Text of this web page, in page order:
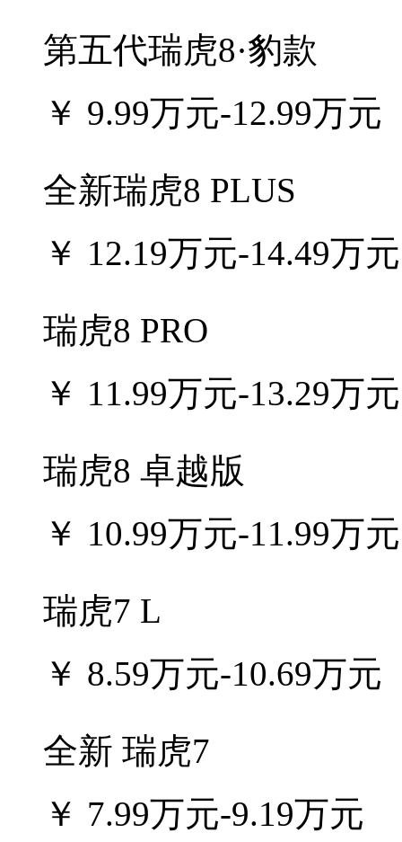
第五代瑞虎8·豹款
￥ 9.99万元-12.99万元
全新瑞虎8 PLUS
￥ 12.19万元-14.49万元
瑞虎8 PRO
￥ 11.99万元-13.29万元
瑞虎8 卓越版
￥ 10.99万元-11.99万元
瑞虎7 L
￥ 8.59万元-10.69万元
全新 瑞虎7
￥ 7.99万元-9.19万元